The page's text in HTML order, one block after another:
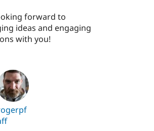
forward to
ideas and engaging
with you!